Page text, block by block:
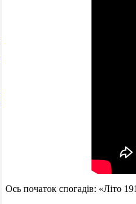
Ось початок спогадів: «Літо